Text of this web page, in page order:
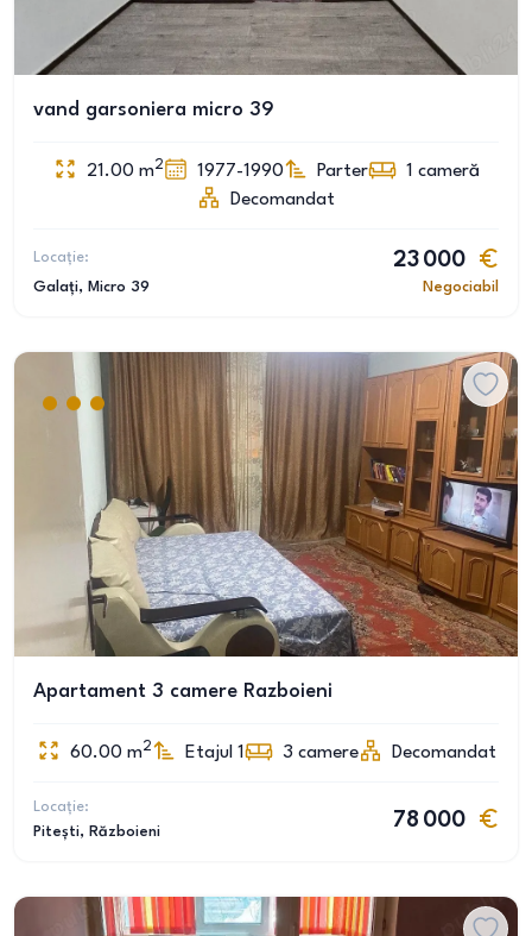
vand garsoniera micro 39
21.00 m2 1977-1990 Parter 1 cameră
Decomandat
Locație:
Galați, Micro 39
23 000
Negociabil
Apartament 3 camere Razboieni
60.00 m2 Etajul 1 3 camere Decomandat
Locație:
Pitești, Războieni
78 000